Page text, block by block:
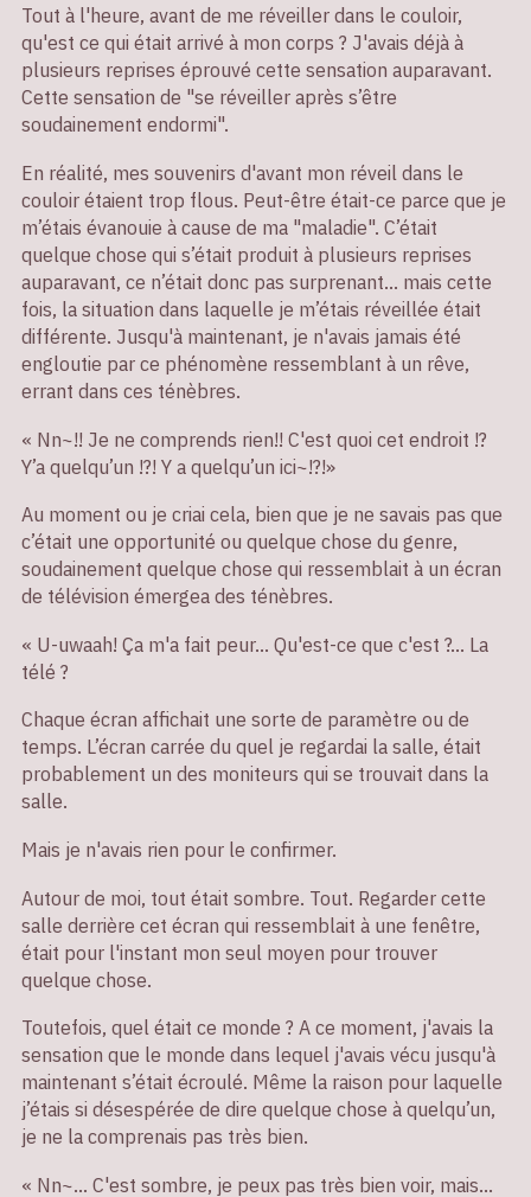
Tout à l'heure, avant de me réveiller dans le couloir,
qu'est ce qui était arrivé à mon corps ? J'avais déjà à
plusieurs reprises éprouvé cette sensation auparavant.
Cette sensation de "se réveiller après s’être
soudainement endormi".
En réalité, mes souvenirs d'avant mon réveil dans le
couloir étaient trop flous. Peut-être était-ce parce que je
m’étais évanouie à cause de ma "maladie". C’était
quelque chose qui s’était produit à plusieurs reprises
auparavant, ce n’était donc pas surprenant... mais cette
fois, la situation dans laquelle je m’étais réveillée était
différente. Jusqu'à maintenant, je n'avais jamais été
engloutie par ce phénomène ressemblant à un rêve,
errant dans ces ténèbres.
« Nn~!! Je ne comprends rien!! C'est quoi cet endroit !?
Y’a quelqu’un !?! Y a quelqu’un ici~!?!»
Au moment ou je criai cela, bien que je ne savais pas que
c’était une opportunité ou quelque chose du genre,
soudainement quelque chose qui ressemblait à un écran
de télévision émergea des ténèbres.
« U-uwaah! Ça m'a fait peur... Qu'est-ce que c'est ?... La
télé ?
Chaque écran affichait une sorte de paramètre ou de
temps. L’écran carrée du quel je regardai la salle, était
probablement un des moniteurs qui se trouvait dans la
salle.
Mais je n'avais rien pour le confirmer.
Autour de moi, tout était sombre. Tout. Regarder cette
salle derrière cet écran qui ressemblait à une fenêtre,
était pour l'instant mon seul moyen pour trouver
quelque chose.
Toutefois, quel était ce monde ? A ce moment, j'avais la
sensation que le monde dans lequel j'avais vécu jusqu'à
maintenant s’était écroulé. Même la raison pour laquelle
j’étais si désespérée de dire quelque chose à quelqu’un,
je ne la comprenais pas très bien.
« Nn~... C'est sombre, je peux pas très bien voir, mais...